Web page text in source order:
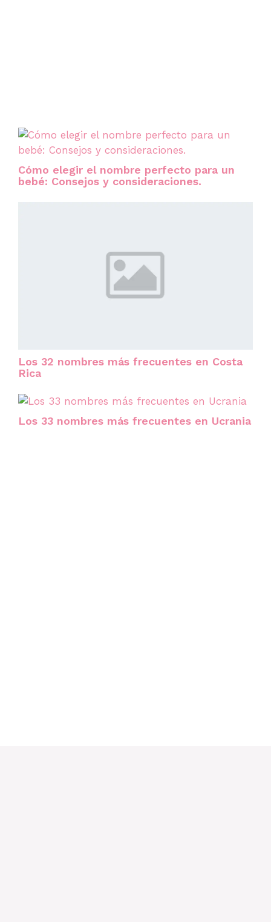
Cómo elegir el nombre perfecto para un
bebé: Consejos y consideraciones.
Los 32 nombres más frecuentes en Costa
Rica
Los 33 nombres más frecuentes en Ucrania